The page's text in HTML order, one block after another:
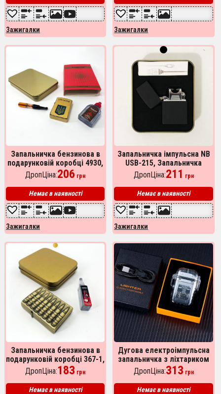
Зажигалки Зажигалки
Запальничка бензинова в
подарунковій коробці 4930,
запальничка на день
народження у
подарунковому футлярі
ДропЦіна:206 грн
Немає в наявності
Зажигалки
Запальничка імпульсна NB
USB-215, Запальничка
акумуляторна подарункова,
USB запальничка. Колір:
чорний
ДропЦіна:211 грн
Немає в наявності
Зажигалки
Запальничка бензинова в
подарунковій коробці 367-1,
запальничка подарунок на
день народження,
незвичайна запальничка
ДропЦіна:183 грн
Немає в наявності
Дугова електроімпульсна
запальничка з ліхтариком
водонепроникна HL-514,
запальничка незвичайна,
сенсорна
ДропЦіна:313 грн
Немає в наявності